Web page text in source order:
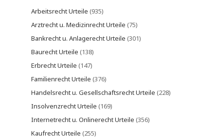
Arbeitsrecht Urteile (935)
Arztrecht u. Medizinrecht Urteile (75)
Bankrecht u. Anlagerecht Urteile (301)
Baurecht Urteile (138)
Erbrecht Urteile (147)
Familienrecht Urteile (376)
Handelsrecht u. Gesellschaftsrecht Urteile (228)
Insolvenzrecht Urteile (169)
Internetrecht u. Onlinerecht Urteile (356)
Kaufrecht Urteile (255)